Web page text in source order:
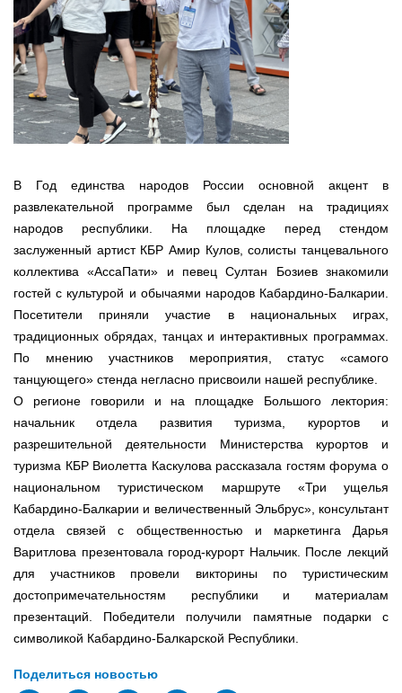
В Год единства народов России основной акцент в
развлекательной программе был сделан на традициях
народов республики. На площадке перед стендом
заслуженный артист КБР Амир Кулов, солисты танцевального
коллектива «АссаПати» и певец Султан Бозиев знакомили
гостей с культурой и обычаями народов Кабардино-Балкарии.
Посетители приняли участие в национальных играх,
традиционных обрядах, танцах и интерактивных программах.
По мнению участников мероприятия, статус «самого
танцующего» стенда негласно присвоили нашей республике.
О регионе говорили и на площадке Большого лектория:
начальник отдела развития туризма, курортов и
разрешительной деятельности Министерства курортов и
туризма КБР Виолетта Каскулова рассказала гостям форума о
национальном туристическом маршруте «Три ущелья
Кабардино-Балкарии и величественный Эльбрус», консультант
отдела связей с общественностью и маркетинга Дарья
Варитлова презентовала город-курорт Нальчик. После лекций
для участников провели викторины по туристическим
достопримечательностям республики и материалам
презентаций. Победители получили памятные подарки с
символикой Кабардино-Балкарской Республики.
Поделиться новостью